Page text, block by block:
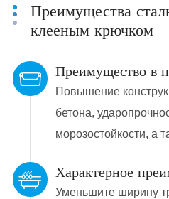
Преимущества
клееным крючком
Преимущество в
Повышение
бетона,
морозостойкости, а
Характерное
Уменьшите ширину